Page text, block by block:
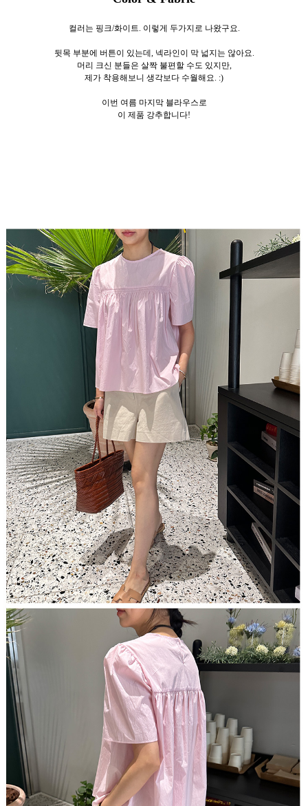
컬러는 핑크/화이트. 이렇게 두가지로 나왔구요.
뒷목 부분에 버튼이 있는데, 넥라인이 막 넓지는 않아요.
머리 크신 분들은 살짝 불편할 수도 있지만,
제가 착용해보니 생각보다 수월해요. :)
이번 여름 마지막 블라우스로
이 제품 강추합니다!